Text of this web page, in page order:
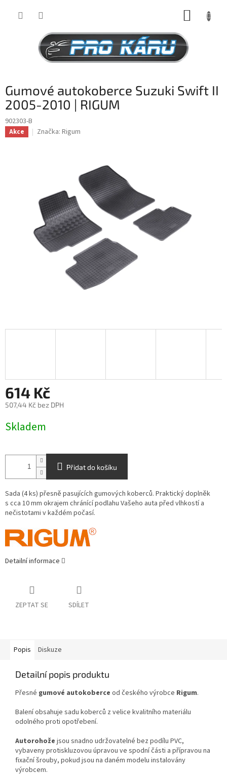
Gumové autokoberce Suzuki Swift II
2005-2010 | RIGUM
902303-B
Akce Značka: Rigum
614 Kč
507,44 Kč bez DPH
cena:
Skladem
Přidat do košíku
Sada (4 ks) přesně pasujících gumových koberců. Praktický doplněk
s cca 10 mm okrajem chránící podlahu Vašeho auta před vlhkostí a
nečistotami v každém počasí.
Detailní informace
ZEPTAT SE SDÍLET
Popis Diskuze
Detailní popis produktu
Přesné gumové autokoberce od českého výrobce Rigum.
Balení obsahuje sadu koberců z velice kvalitního materiálu
odolného proti opotřebení.
Autorohože jsou snadno udržovatelné bez podílu PVC,
vybaveny protiskluzovou úpravou ve spodní části a přípravou na
fixační šrouby, pokud jsou na daném modelu instalovány
výrobcem.